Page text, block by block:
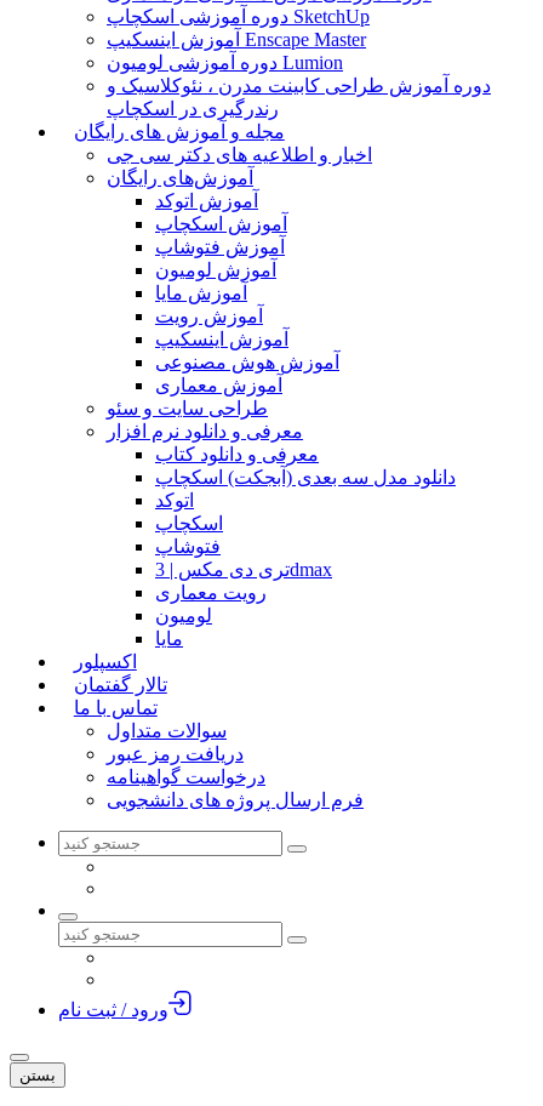
دوره آموزشی اسکچاپ SketchUp
آموزش اینسکیپ Enscape Master
دوره آموزشی لومیون Lumion
دوره آموزش طراحی کابینت مدرن ، نئوکلاسیک و
رندرگیری در اسکچاپ
مجله و آموزش های رایگان
اخبار و اطلاعیه های دکتر سی جی
آموزش‌های رایگان
آموزش اتوکد
آموزش اسکچاپ
آموزش فتوشاپ
آموزش لومیون
آموزش مایا
آموزش رویت
آموزش اینسکیپ
آموزش هوش مصنوعی
آموزش معماری
طراحی سایت و سئو
معرفی و دانلود نرم افزار
معرفی و دانلود کتاب
دانلود مدل سه بعدی (آبجکت) اسکچاپ
اتوکد
اسکچاپ
فتوشاپ
تری دی مکس | 3dmax
رویت معماری
لومیون
مایا
اکسپلور
تالار گفتمان
تماس با ما
سوالات متداول
دریافت رمز عبور
درخواست گواهینامه
فرم ارسال پروژه های دانشجویی
ورود / ثبت نام
بستن